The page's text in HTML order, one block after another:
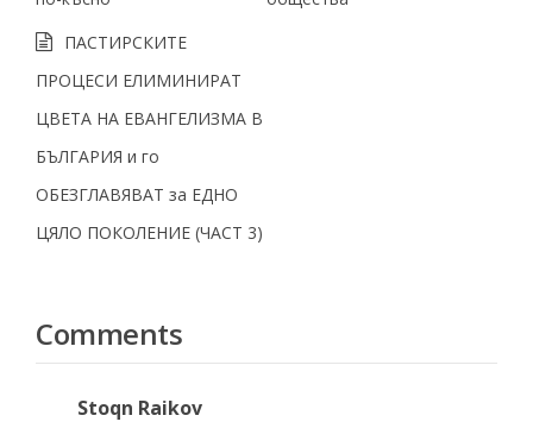
ПАСТИРСКИТЕ
ПРОЦЕСИ ЕЛИМИНИРАТ
ЦВЕТА НА ЕВАНГЕЛИЗМА В
БЪЛГАРИЯ и го
ОБЕЗГЛАВЯВАТ за ЕДНО
ЦЯЛО ПОКОЛЕНИЕ (ЧАСТ 3)
Comments
Stoqn Raikov